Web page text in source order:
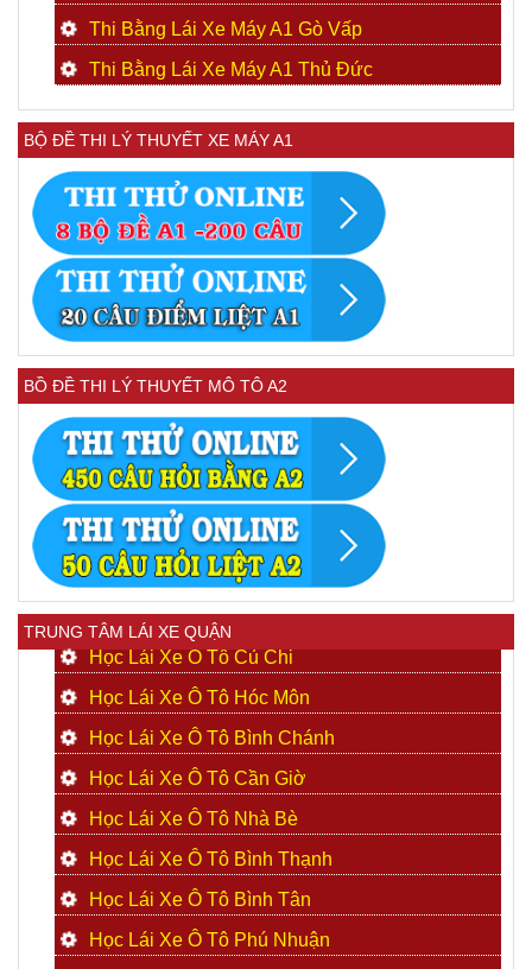
Thi Bằng Lái Xe Máy A1 Gò Vấp
Thi Bằng Lái Xe Máy A1 Thủ Đức
BỘ ĐỀ THI LÝ THUYẾT XE MÁY A1
BỒ ĐỀ THI LÝ THUYẾT MÔ TÔ A2
TRUNG TÂM LÁI XE QUẬN
Học Lái Xe Ô Tô Củ Chi
Học Lái Xe Ô Tô Hóc Môn
Học Lái Xe Ô Tô Bình Chánh
Học Lái Xe Ô Tô Cần Giờ
Học Lái Xe Ô Tô Nhà Bè
Học Lái Xe Ô Tô Bình Thạnh
Học Lái Xe Ô Tô Bình Tân
Học Lái Xe Ô Tô Phú Nhuận